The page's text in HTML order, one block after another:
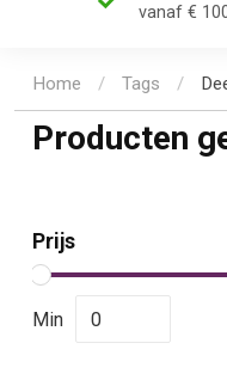
vanaf €
Home / Tags /
Producten
Prijs
Min